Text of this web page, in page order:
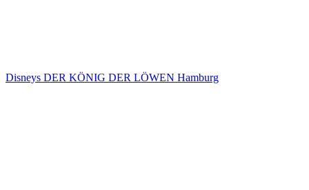
Disneys DER KÖNIG DER LÖWEN Hamburg